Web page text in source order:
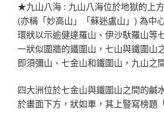
★九山八海 : 九山八海位於地獄的上
(亦稱「妙高山」「蘇迷盧山」) 為中
環狀以示逾健達羅山、伊沙馱羅山等
一狀似圍牆的鐵圍山，七山與鐵圍山
即須彌山、七金山和鐵圍山，九山之
四大洲位於七金山與鐵圍山之間的鹹
於畫面下方，狀如車，其上豎寫榜題